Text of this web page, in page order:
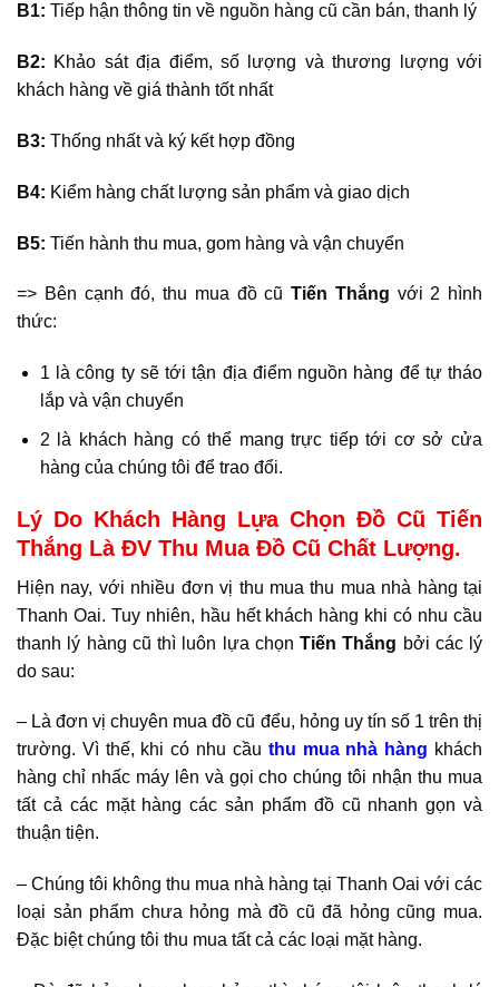
B1: Tiếp hận thông tin về nguồn hàng cũ cần bán, thanh lý
B2: Khảo sát địa điểm, số lượng và thương lượng với
khách hàng về giá thành tốt nhất
B3: Thống nhất và ký kết hợp đồng
B4: Kiểm hàng chất lượng sản phẩm và giao dịch
B5: Tiến hành thu mua, gom hàng và vận chuyển
=> Bên cạnh đó, thu mua đồ cũ Tiến Thắng với 2 hình
thức:
1 là công ty sẽ tới tận địa điểm nguồn hàng để tự tháo
lắp và vận chuyển
2 là khách hàng có thể mang trực tiếp tới cơ sở cửa
hàng của chúng tôi để trao đổi.
Lý Do Khách Hàng Lựa Chọn Đồ Cũ Tiến
Thắng Là ĐV Thu Mua Đồ Cũ Chất Lượng.
Hiện nay, với nhiều đơn vị thu mua thu mua nhà hàng tại
Thanh Oai. Tuy nhiên, hầu hết khách hàng khi có nhu cầu
thanh lý hàng cũ thì luôn lựa chọn Tiến Thắng bởi các lý
do sau:
– Là đơn vị chuyên mua đồ cũ đểu, hỏng uy tín số 1 trên thị
trường. Vì thế, khi có nhu cầu thu mua nhà hàng khách
hàng chỉ nhấc máy lên và gọi cho chúng tôi nhận thu mua
tất cả các mặt hàng các sản phẩm đồ cũ nhanh gọn và
thuận tiện.
– Chúng tôi không thu mua nhà hàng tại Thanh Oai với các
loại sản phẩm chưa hỏng mà đồ cũ đã hỏng cũng mua.
Đặc biệt chúng tôi thu mua tất cả các loại mặt hàng.